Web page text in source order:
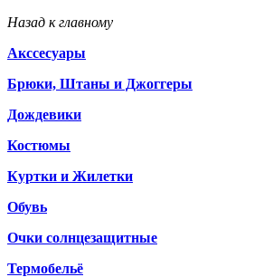
Назад к главному
Акссесуары
Брюки, Штаны и Джоггеры
Дождевики
Костюмы
Куртки и Жилетки
Обувь
Очки солнцезащитные
Термобельё